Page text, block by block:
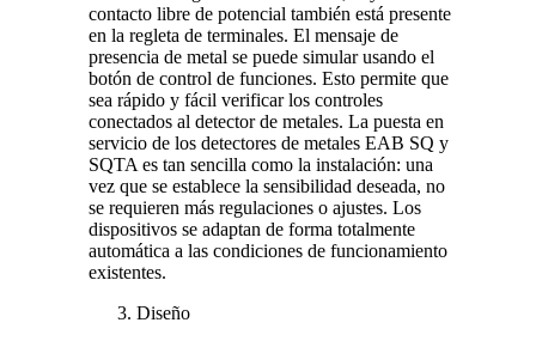
contacto libre de potencial también está presente
en la regleta de terminales. El mensaje de
presencia de metal se puede simular usando el
botón de control de funciones. Esto permite que
sea rápido y fácil verificar los controles
conectados al detector de metales. La puesta en
servicio de los detectores de metales EAB SQ y
SQTA es tan sencilla como la instalación: una
vez que se establece la sensibilidad deseada, no
se requieren más regulaciones o ajustes. Los
dispositivos se adaptan de forma totalmente
automática a las condiciones de funcionamiento
existentes.
Diseño